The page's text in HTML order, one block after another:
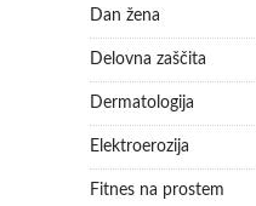
Dan žena
Delovna zaščita
Dermatologija
Elektroerozija
Fitnes na prostem